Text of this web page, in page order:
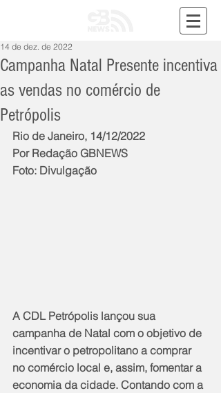
Campanha Natal Presente incentiva
as vendas no comércio de
Petrópolis
14 de dez. de 2022
Rio de Janeiro, 14/12/2022
Por Redação GBNEWS
Foto: Divulgação
A CDL Petrópolis lançou sua
campanha de Natal com o objetivo de
incentivar o petropolitano a comprar
no comércio local e, assim, fomentar a
economia da cidade. Contando com a